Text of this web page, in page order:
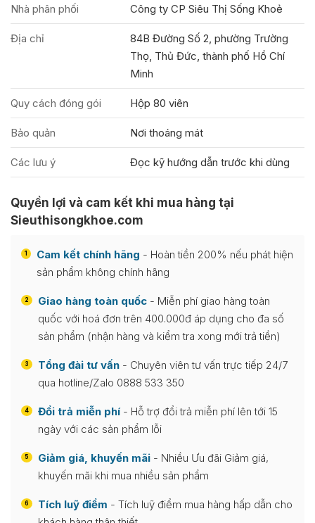
Nhà phân phối Công ty CP Siêu Thị Sống Khoẻ
Địa chỉ
84B Đường Số 2, phường Trường
Thọ, Thủ Đức, thành phố Hồ Chí
Minh
Quy cách đóng gói Hộp 80 viên
Bảo quản Nơi thoáng mát
Các lưu ý Đọc kỹ hướng dẫn trước khi dùng
Quyền lợi và cam kết khi mua hàng tại
Sieuthisongkhoe.com
1 Cam kết chính hãng - Hoàn tiền 200% nếu phát hiện
sản phẩm không chính hãng
2 Giao hàng toàn quốc - Miễn phí giao hàng toàn
quốc với hoá đơn trên 400.000đ áp dụng cho đa số
sản phẩm (nhận hàng và kiểm tra xong mới trả tiền)
3 Tổng đài tư vấn - Chuyên viên tư vấn trực tiếp 24/7
qua hotline/Zalo 0888 533 350
4 Đổi trả miễn phí - Hỗ trợ đổi trả miễn phí lên tới 15
ngày với các sản phẩm lỗi
5 Giảm giá, khuyến mãi - Nhiều Ưu đãi Giảm giá,
khuyến mãi khi mua nhiều sản phẩm
6 Tích luỹ điểm - Tích luỹ điểm mua hàng hấp dẫn cho